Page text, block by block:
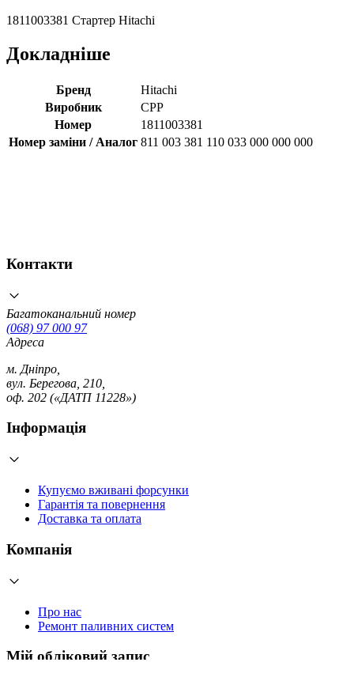
1811003381 Стартер Hitachi
Докладніше
Бренд
Hitachi
Виробник
CPP
Номер
1811003381
Номер заміни / Аналог 811 003 381 110 033 000 000 000
Контакти
Багатоканальний номер
(068) 97 000 97
Адреса
м. Дніпро,
вул. Берегова, 210,
оф. 202 («ДАТП 11228»)
Інформація
Купуємо вживані форсунки
Гарантія та повернення
Доставка та оплата
Компанія
Про нас
Ремонт паливних систем
Мій обліковий запис